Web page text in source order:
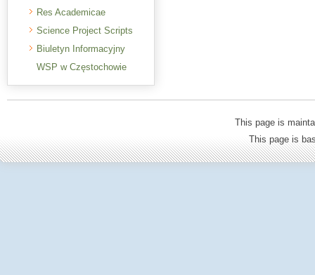
Res Academicae
Science Project Scripts
Biuletyn Informacyjny
WSP w Częstochowie
This page is
This page is